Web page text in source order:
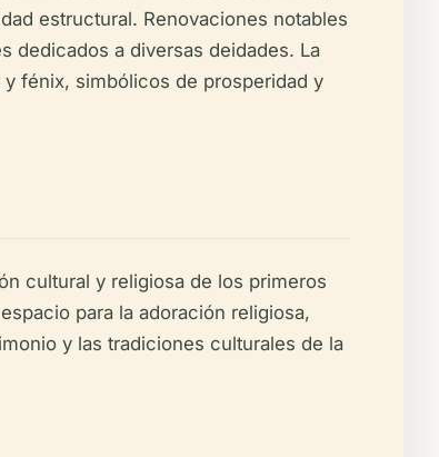
estructural. Renovaciones notables
dedicados a diversas deidades. La
fénix, simbólicos de prosperidad y
cultural y religiosa de los primeros
para la adoración religiosa,
y las tradiciones culturales de la